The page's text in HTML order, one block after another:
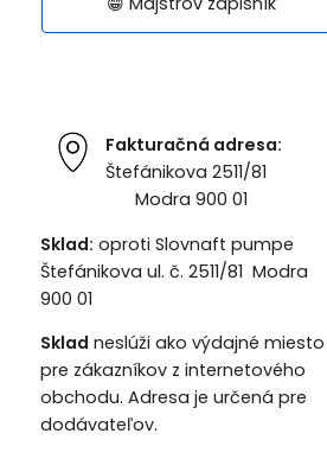
Fakturačná adresa:
Štefánikova 2511/81
Modra 900 01
Sklad: oproti Slovnaft pumpe
Štefánikova ul. č. 2511/81 Modra
900 01
Sklad neslúži ako výdajné miesto
pre zákazníkov z internetového
obchodu. Adresa je určená pre
dodávateľov.